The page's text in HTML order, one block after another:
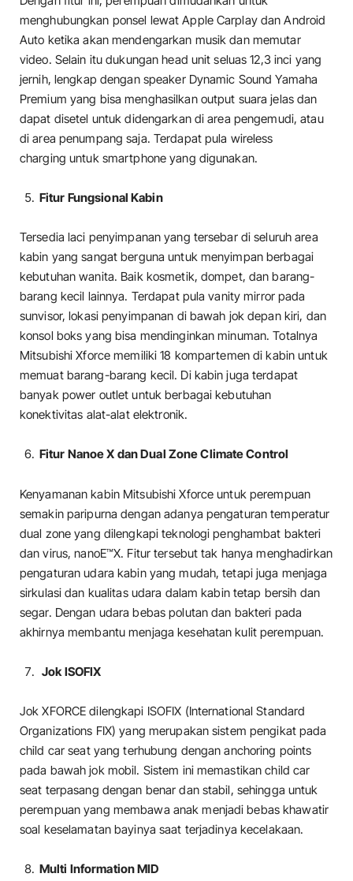
menghubungkan ponsel lewat Apple Carplay dan Android
Auto ketika akan mendengarkan musik dan memutar
video. Selain itu dukungan head unit seluas 12,3 inci yang
jernih, lengkap dengan speaker Dynamic Sound Yamaha
Premium yang bisa menghasilkan output suara jelas dan
dapat disetel untuk didengarkan di area pengemudi, atau
di area penumpang saja. Terdapat pula wireless
charging untuk smartphone yang digunakan.
Fitur Fungsional Kabin
Tersedia laci penyimpanan yang tersebar di seluruh area
kabin yang sangat berguna untuk menyimpan berbagai
kebutuhan wanita. Baik kosmetik, dompet, dan barang-
barang kecil lainnya. Terdapat pula vanity mirror pada
sunvisor, lokasi penyimpanan di bawah jok depan kiri, dan
konsol boks yang bisa mendinginkan minuman. Totalnya
Mitsubishi Xforce memiliki 18 kompartemen di kabin untuk
memuat barang-barang kecil. Di kabin juga terdapat
banyak power outlet untuk berbagai kebutuhan
konektivitas alat-alat elektronik.
Fitur Nanoe X dan Dual Zone Climate Control
Kenyamanan kabin Mitsubishi Xforce untuk perempuan
semakin paripurna dengan adanya pengaturan temperatur
dual zone yang dilengkapi teknologi penghambat bakteri
dan virus, nanoE™X. Fitur tersebut tak hanya menghadirkan
pengaturan udara kabin yang mudah, tetapi juga menjaga
sirkulasi dan kualitas udara dalam kabin tetap bersih dan
segar. Dengan udara bebas polutan dan bakteri pada
akhirnya membantu menjaga kesehatan kulit perempuan.
Jok ISOFIX
Jok XFORCE dilengkapi ISOFIX (International Standard
Organizations FIX) yang merupakan sistem pengikat pada
child car seat yang terhubung dengan anchoring points
pada bawah jok mobil. Sistem ini memastikan child car
seat terpasang dengan benar dan stabil, sehingga untuk
perempuan yang membawa anak menjadi bebas khawatir
soal keselamatan bayinya saat terjadinya kecelakaan.
Multi Information MID